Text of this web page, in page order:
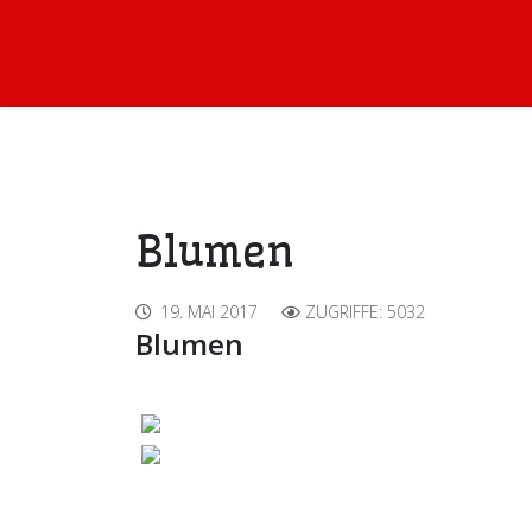
Blumen
19. MAI 2017 ZUGRIFFE: 5032
Blumen